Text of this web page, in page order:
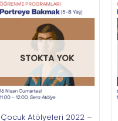
STOKTA YOK
Çocuk Atölyeleri 2022 –